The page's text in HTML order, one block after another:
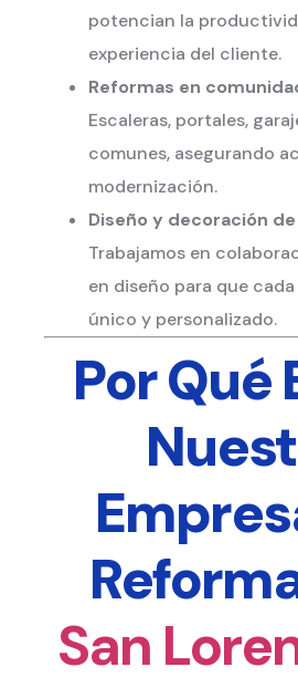
potencian la
experiencia del cliente.
Reformas en
Escaleras, portales,
comunes, asegurando
modernización.
Diseño y decoración
Trabajamos en
en diseño para que
único y personalizado.
Por Qué
San